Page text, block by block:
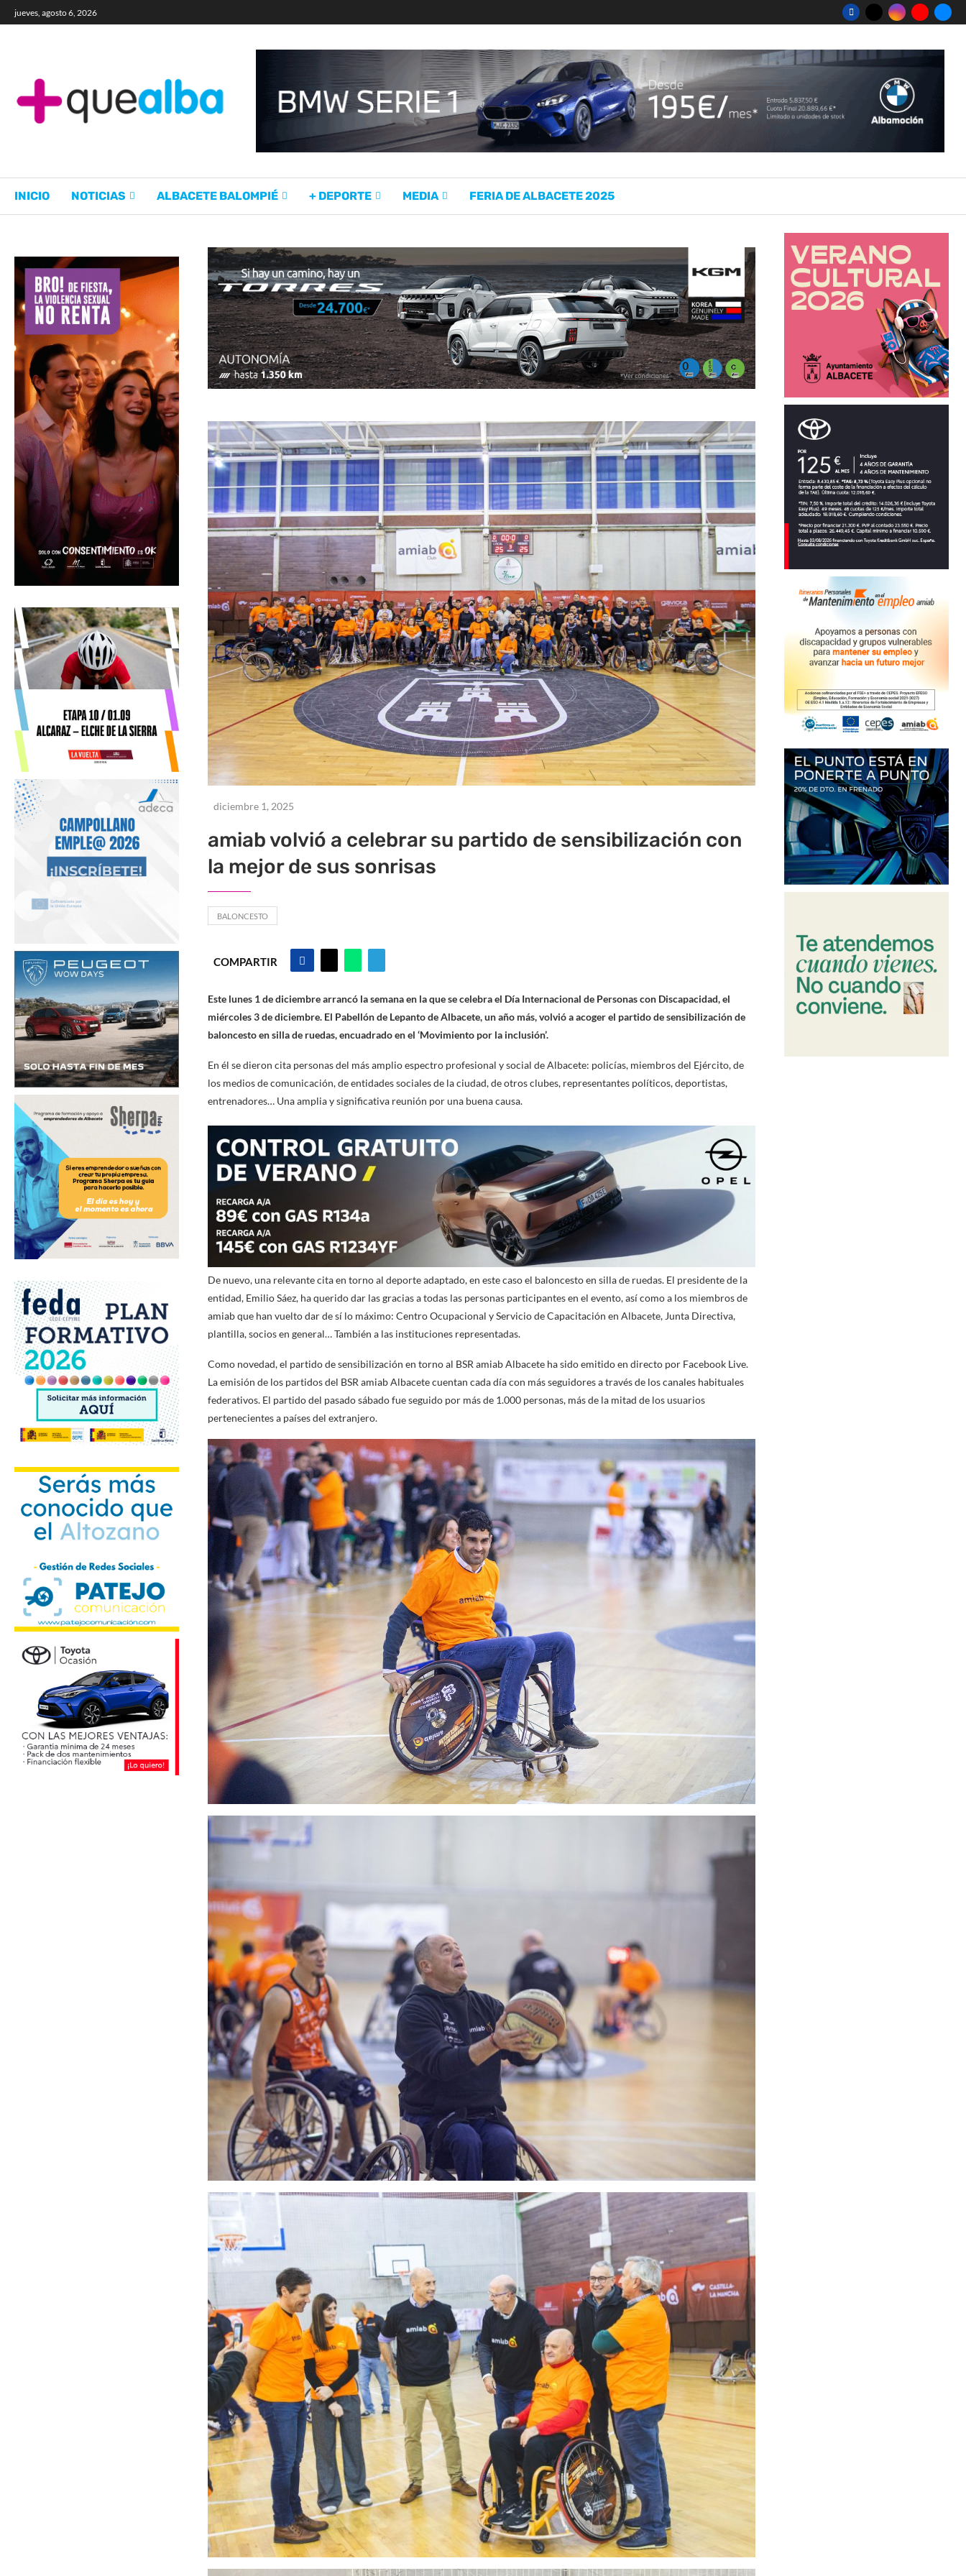
jueves, agosto 6, 2026
INICIO NOTICIAS ALBACETE BALOMPIÉ + DEPORTE MEDIA FERIA DE ALBACETE 2025
diciembre 1, 2025
amiab volvió a celebrar su partido de sensibilización con
la mejor de sus sonrisas
BALONCESTO
COMPARTIR
Este lunes 1 de diciembre arrancó la semana en la que se celebra el Día Internacional de Personas con Discapacidad, el
miércoles 3 de diciembre. El Pabellón de Lepanto de Albacete, un año más, volvió a acoger el partido de sensibilización de
baloncesto en silla de ruedas, encuadrado en el ‘Movimiento por la inclusión’.
En él se dieron cita personas del más amplio espectro profesional y social de Albacete: policías, miembros del Ejército, de
los medios de comunicación, de entidades sociales de la ciudad, de otros clubes, representantes políticos, deportistas,
entrenadores… Una amplia y significativa reunión por una buena causa.
De nuevo, una relevante cita en torno al deporte adaptado, en este caso el baloncesto en silla de ruedas. El presidente de la
entidad, Emilio Sáez, ha querido dar las gracias a todas las personas participantes en el evento, así como a los miembros de
amiab que han vuelto dar de sí lo máximo: Centro Ocupacional y Servicio de Capacitación en Albacete, Junta Directiva,
plantilla, socios en general… También a las instituciones representadas.
Como novedad, el partido de sensibilización en torno al BSR amiab Albacete ha sido emitido en directo por Facebook Live.
La emisión de los partidos del BSR amiab Albacete cuentan cada día con más seguidores a través de los canales habituales
federativos. El partido del pasado sábado fue seguido por más de 1.000 personas, más de la mitad de los usuarios
pertenecientes a países del extranjero.